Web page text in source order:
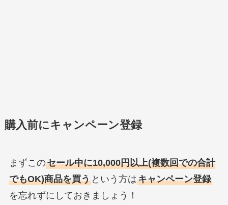
購入前にキャンペーン登録
まずこのセール中に10,000円以上(複数回での合計
でもOK)商品を買うという方はキャンペーン登録
を忘れずにしておきましょう！